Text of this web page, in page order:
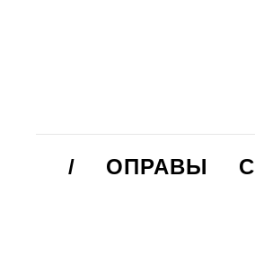
/ ОПРАВЫ